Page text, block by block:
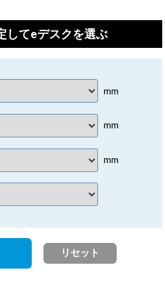
してeデスクを選ぶ
mm
mm
mm
リセット